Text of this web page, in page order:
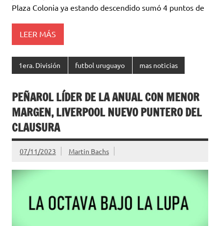
p
k r
Plaza Colonia ya estando descendido sumó 4 puntos de
LEER MÁS
1era. División futbol uruguayo mas noticias
PEÑAROL LÍDER DE LA ANUAL CON MENOR
MARGEN, LIVERPOOL NUEVO PUNTERO DEL
CLAUSURA
07/11/2023 Martin Bachs